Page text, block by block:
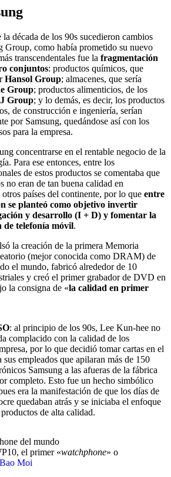
década de los 90s sucedieron cambios
Group, como había prometido su nuevo
transcendentales fue la fragmentación
conjuntos: productos químicos, que
Hansol Group; almacenes, que sería
Group; productos alimenticios, de los
Group; y lo demás, es decir, los productos
de construcción e ingeniería, serían
por Samsung, quedándose así con los
para la empresa.
concentrarse en el rentable negocio de la
Para ese entonces, entre los
de estos productos se comentaba que
no eran de tan buena calidad en
países del continente, por lo que entre
se planteó como objetivo invertir
y desarrollo (I + D) y fomentar la
de telefonía móvil.
la creación de la primera Memoria
(mejor conocida como DRAM) de
el mundo, fabricó alrededor de 10
y creó el primer grabador de DVD en
la consigna de «la calidad en primer
: al principio de los 90s, Lee Kun-hee no
complacido con la calidad de los
por lo que decidió tomar cartas en el
sus empleados que apilaran más de 150
Samsung a las afueras de la fábrica
completo. Esto fue un hecho simbólico
era la manifestación de que los días de
quedaban atrás y se iniciaba el enfoque
de alta calidad.
el primer «watchphone» o
Bao Moi